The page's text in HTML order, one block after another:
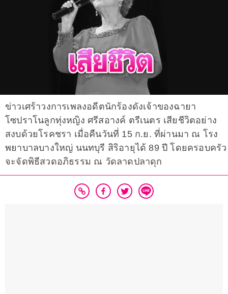
ข่าวเศร้าวงการเพลงอดีตนักร้องดังเจ้าของฉายา
โซปราโนลูกทุ่งหญิง ศรีสอางค์​ ตรีเนตร เสียชีวิตอย่าง
สงบด้วยโรคชรา เมื่อคืนวันที่ 15 ก.ย. ที่ผ่านมา ณ โรง
พยาบาลบางใหญ่​ นนทบุรี​ สิริอายุได้ 89 ปี โดยครอบครัว
จะจัดพิธีสวดอภิธรรม ณ วัดลาดปลาดุก